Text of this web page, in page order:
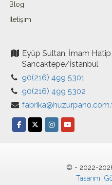
Blog
İletişim
Eyüp Sultan, İmam
Sancaktepe/İstanbul
90(216) 499 5301
90(216) 499 5302
© - 2022-
Tasarım: